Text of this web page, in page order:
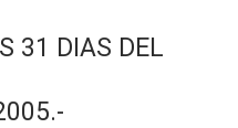
31 DIAS DEL